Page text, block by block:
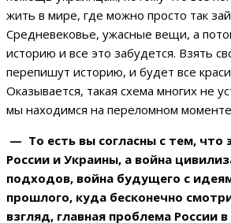
жить в мире, где можно просто так
Средневековье, ужасные вещи, а
историю и все это забудется. Взять
перепишут историю, и будет все
Оказывается, такая схема многих не
мы находимся на переломном
— То есть вы согласны с тем, что
России и Украины, а война
подходов, война будущего с
прошлого, куда бесконечно
взгляд, главная проблема России